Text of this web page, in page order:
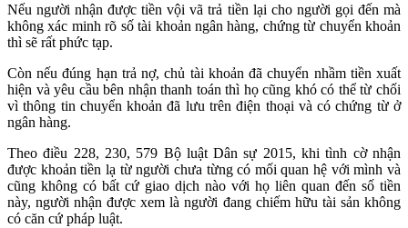
Nếu người nhận được tiền vội vã trả tiền lại cho người gọi đến mà
không xác minh rõ số tài khoản ngân hàng, chứng từ chuyển khoản
thì sẽ rất phức tạp.
Còn nếu đúng hạn trả nợ, chủ tài khoản đã chuyển nhầm tiền xuất
hiện và yêu cầu bên nhận thanh toán thì họ cũng khó có thể từ chối
vì thông tin chuyển khoản đã lưu trên điện thoại và có chứng từ ở
ngân hàng.
Theo điều 228, 230, 579 Bộ luật Dân sự 2015, khi tình cờ nhận
được khoản tiền lạ từ người chưa từng có mối quan hệ với mình và
cũng không có bất cứ giao dịch nào với họ liên quan đến số tiền
này, người nhận được xem là người đang chiếm hữu tài sản không
có căn cứ pháp luật.